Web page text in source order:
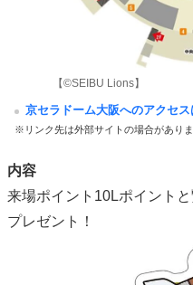
【©SEIBU Lions】
京セラドーム大阪へのアクセス
※リンク先は外部サイトの場合があり
内容
来場ポイント10Lポイント
プレゼント！